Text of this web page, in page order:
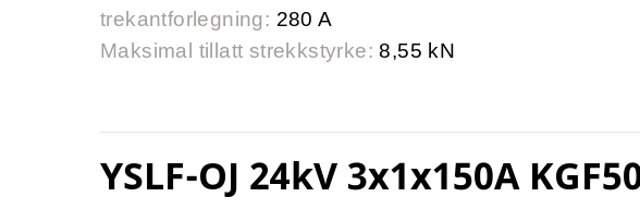
trekantforlegning: 280 A
Maksimal tillatt strekkstyrke: 8,55 kN
YSLF-OJ 24kV 3x1x150A